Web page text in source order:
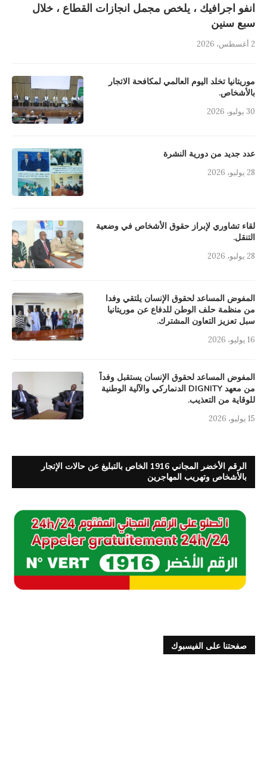
انفو اجرافيك ، يلخص مجمل انجازات القطاع ، خلال
سبع سنين
2 أغسطس، 2026
موريتانيا تخلد اليوم العالمي لمكافحة الاتجار
بالأشخاص.
30 يوليو، 2026
عدد جديد من دورية النشرة
28 يوليو، 2026
لقاء تشاوري لإبراز حقوق الأشخاص في وضعية
التنقل.
28 يوليو، 2026
المفوض المساعد لحقوق الإنسان يلتقي وفدا
من منظمة حلف الوطن للدفاع عن موريتانيا
سبل تعزيز التعاون المشترك.
16 يوليو، 2026
المفوض المساعد لحقوق الإنسان يستقبل وفداً
من معهد DIGNITY الدنماركي والآلية الوطنية
للوقاية من التعذيب.
15 يوليو، 2026
الرقم الأخضر المجاني 1916 الخاص بالتبليغ عن حالات الإتجار
بالأشخاص وتهريب المهاجرين
صفحتنا على الفيسبوك